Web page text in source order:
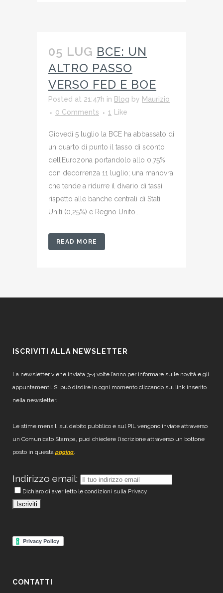
05 LUG BCE: UN
ALTRO PASSO
VERSO FED E BOE
Posted at 21:47h in Blog by Maurizio
0 Comments
1 Like
Giovedì 5 luglio la BCE ha abbassato di
un quarto di punto il tasso di sconto
dell’Eurozona portandolo allo 0,75%
con decorrenza 11 luglio; una manovra
che tende a ridurre il divario di tassi
rispetto alle banche centrali di Stati
Uniti (0,25%) e Regno Unito...
READ MORE
ISCRIVITI ALLA NEWSLETTER
La newsletter viene inviata 3-4 volte l’anno per informare sulle novità e gli
appuntamenti. Si può disdire in ogni momento cliccando sul link inserito
nella newsletter.
Le stime mensili sul debito pubblico e sul PIL vengono inviate attraverso
un Comunicato Stampa, puoi chiedere l’iscrizione attraverso un bottone
posto in questa pagina.
Indirizzo email:
Dichiaro di aver letto le condizioni sulla Privacy
CONTATTI